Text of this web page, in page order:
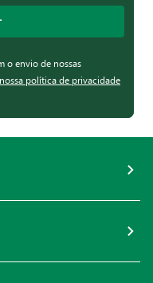
o envio de nossas
política de privacidade